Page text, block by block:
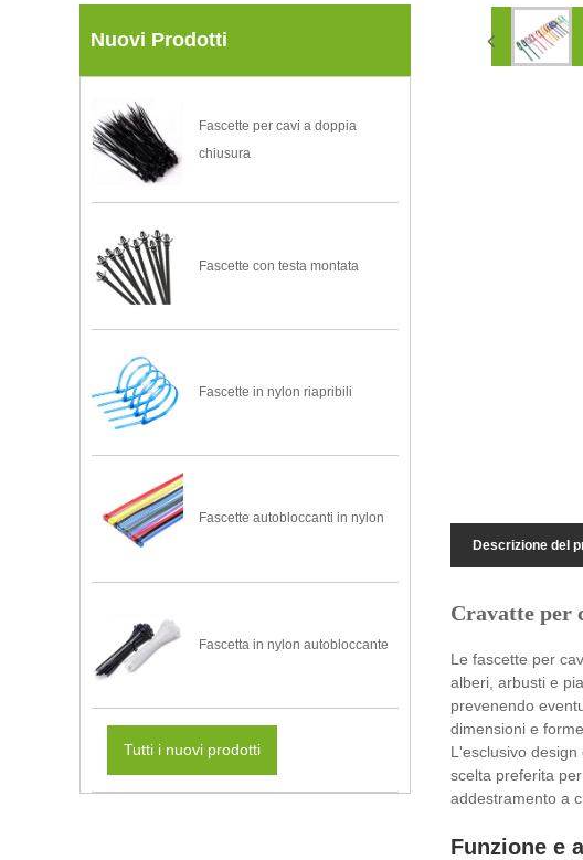
Nuovi Prodotti
Fascette per cavi a doppia
chiusura
Fascette con testa montata
Fascette in nylon riapribili
Fascette autobloccanti in nylon
Fascetta in nylon autobloccante
Tutti i nuovi prodotti
Descrizione del
Cravatte per
Le fascette per
alberi, arbusti e
prevenendo
dimensioni e
L'esclusivo
scelta preferita
addestramento a
Funzione e